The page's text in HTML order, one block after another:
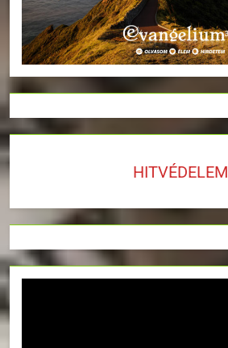
HITVÉDELEM